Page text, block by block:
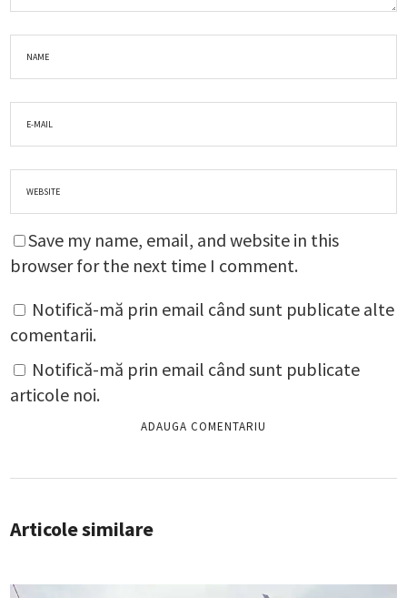
Save my name, email, and website in this
browser for the next time I comment.
Notifică-mă prin email când sunt publicate alte
comentarii.
Notifică-mă prin email când sunt publicate
articole noi.
Articole similare